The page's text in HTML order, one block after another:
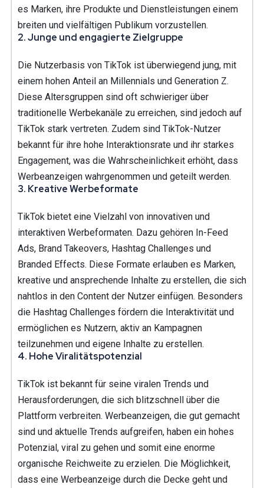
es Marken, ihre Produkte und Dienstleistungen einem
breiten und vielfältigen Publikum vorzustellen.
2.Junge und engagierte Zielgruppe
Die Nutzerbasis von TikTok ist überwiegend jung, mit
einem hohen Anteil an Millennials und Generation Z.
Diese Altersgruppen sind oft schwieriger über
traditionelle Werbekanäle zu erreichen, sind jedoch auf
TikTok stark vertreten. Zudem sind TikTok-Nutzer
bekannt für ihre hohe Interaktionsrate und ihr starkes
Engagement, was die Wahrscheinlichkeit erhöht, dass
Werbeanzeigen wahrgenommen und geteilt werden.
3. Kreative Werbeformate
TikTok bietet eine Vielzahl von innovativen und
interaktiven Werbeformaten. Dazu gehören In-Feed
Ads, Brand Takeovers, Hashtag Challenges und
Branded Effects. Diese Formate erlauben es Marken,
kreative und ansprechende Inhalte zu erstellen, die sich
nahtlos in den Content der Nutzer einfügen. Besonders
die Hashtag Challenges fördern die Interaktivität und
ermöglichen es Nutzern, aktiv an Kampagnen
teilzunehmen und eigene Inhalte zu erstellen.
4. Hohe Viralitätspotenzial
TikTok ist bekannt für seine viralen Trends und
Herausforderungen, die sich blitzschnell über die
Plattform verbreiten. Werbeanzeigen, die gut gemacht
sind und aktuelle Trends aufgreifen, haben ein hohes
Potenzial, viral zu gehen und somit eine enorme
organische Reichweite zu erzielen. Die Möglichkeit,
dass eine Werbeanzeige durch die Decke geht und